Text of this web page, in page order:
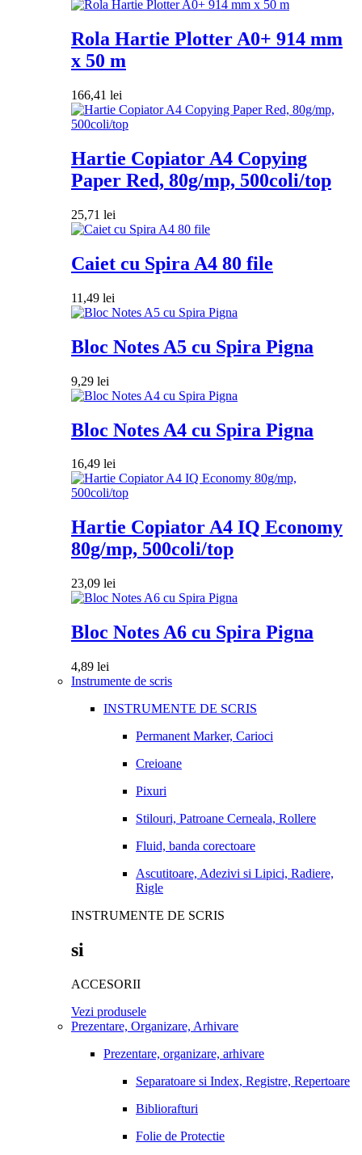
Rola Hartie Plotter A0+ 914 mm
x 50 m
166,41 lei
Hartie Copiator A4 Copying
Paper Red, 80g/mp, 500coli/top
25,71 lei
Caiet cu Spira A4 80 file
11,49 lei
Bloc Notes A5 cu Spira Pigna
9,29 lei
Bloc Notes A4 cu Spira Pigna
16,49 lei
Hartie Copiator A4 IQ Economy
80g/mp, 500coli/top
23,09 lei
Bloc Notes A6 cu Spira Pigna
4,89 lei
Instrumente de scris
INSTRUMENTE DE SCRIS
Permanent Marker, Carioci
Creioane
Pixuri
Stilouri, Patroane Cerneala, Rollere
Fluid, banda corectoare
Ascutitoare, Adezivi si Lipici, Radiere,
Rigle
INSTRUMENTE DE SCRIS
si
ACCESORII
Vezi produsele
Prezentare, Organizare, Arhivare
Prezentare, organizare, arhivare
Separatoare si Index, Registre, Repertoare
Bibliorafturi
Folie de Protectie